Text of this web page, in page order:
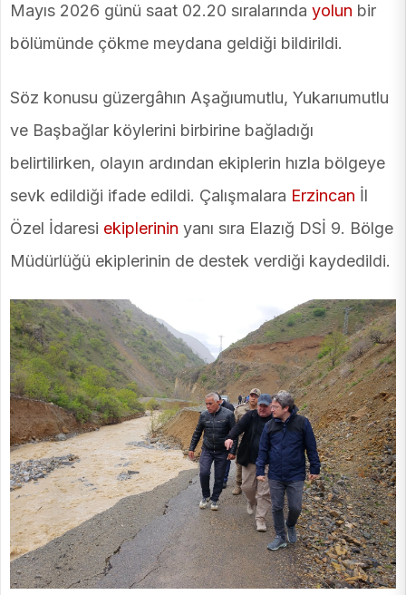
Mayıs 2026 günü saat 02.20 sıralarında yolun bir
bölümünde çökme meydana geldiği bildirildi.
Söz konusu güzergâhın Aşağıumutlu, Yukarıumutlu
ve Başbağlar köylerini birbirine bağladığı
belirtilirken, olayın ardından ekiplerin hızla bölgeye
sevk edildiği ifade edildi. Çalışmalara Erzincan İl
Özel İdaresi ekiplerinin yanı sıra Elazığ DSİ 9. Bölge
Müdürlüğü ekiplerinin de destek verdiği kaydedildi.